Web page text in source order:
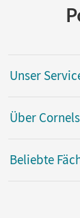
Unser
Über
Beliebte